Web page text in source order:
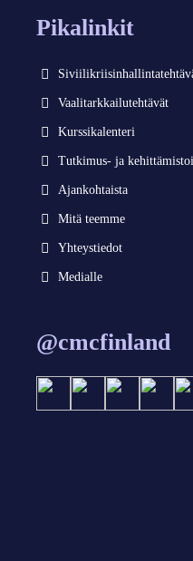
Pikalinkit
Vaalitarkkailutehtävät
Kurssikalenteri
Tutkimus- ja
Ajankohtaista
Mitä teemme
Yhteystiedot
Medialle
@cmcfinland